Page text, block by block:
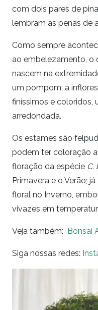
com dois pares de
lembram as penas de
Como sempre
ao embelezamento, o
nascem na
um pompom; a
finíssimos e coloridos,
arredondada.
Os estames são
podem ter coloração
floração da espécie C.
Primavera e o Verão; já
floral no Inverno,
vivazes em
Veja também: Bonsai
Siga nossas redes: